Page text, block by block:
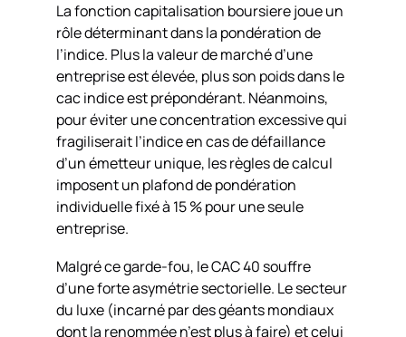
La fonction capitalisation boursiere joue un
rôle déterminant dans la pondération de
l’indice. Plus la valeur de marché d’une
entreprise est élevée, plus son poids dans le
cac indice est prépondérant. Néanmoins,
pour éviter une concentration excessive qui
fragiliserait l’indice en cas de défaillance
d’un émetteur unique, les règles de calcul
imposent un plafond de pondération
individuelle fixé à 15 % pour une seule
entreprise.
Malgré ce garde-fou, le CAC 40 souffre
d’une forte asymétrie sectorielle. Le secteur
du luxe (incarné par des géants mondiaux
dont la renommée n’est plus à faire) et celui